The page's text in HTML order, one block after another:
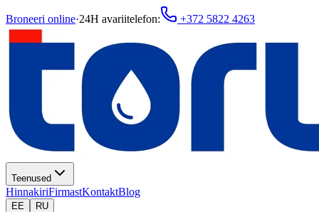
Broneeri online·24H avariitelefon: +372 5822 4263
Teenused
HinnakiriFirmastKontaktBlog
EE RU